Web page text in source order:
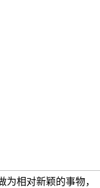
相对新颖的事物，